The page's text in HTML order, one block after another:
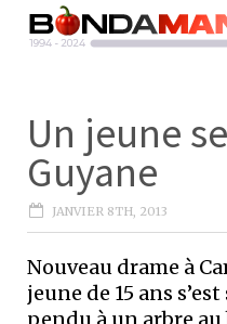
Un jeune
Guyane
JANVIER 8TH, 2013
Nouveau drame à
jeune de 15 ans